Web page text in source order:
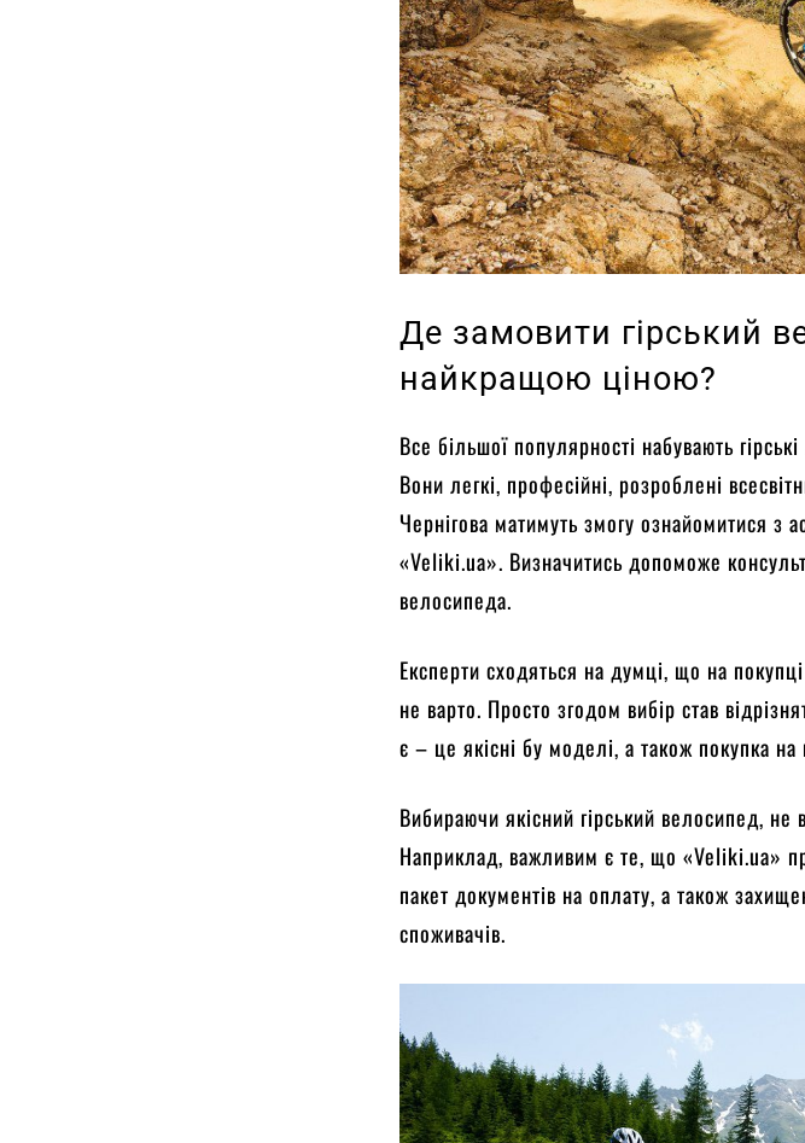
Де замовити гірський
найкращою ціною?
Все більшої популярності набувають
Вони легкі, професійні, розроблені
Чернігова матимуть змогу ознайомитися з
«Veliki.ua». Визначитись допоможе
велосипеда.
Експерти сходяться на думці, що на
не варто. Просто згодом вибір став
є – це якісні бу моделі, а також покупка
Вибираючи якісний гірський велосипед, не
Наприклад, важливим є те, що «Veliki.ua»
пакет документів на оплату, а також
споживачів.